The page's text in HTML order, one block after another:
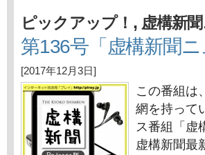
ピックアップ！ , 虚構新
第136号「虚構新聞
[2017年12月3日]
この番組は
網を持って
ス番組「虚
虚構新聞最